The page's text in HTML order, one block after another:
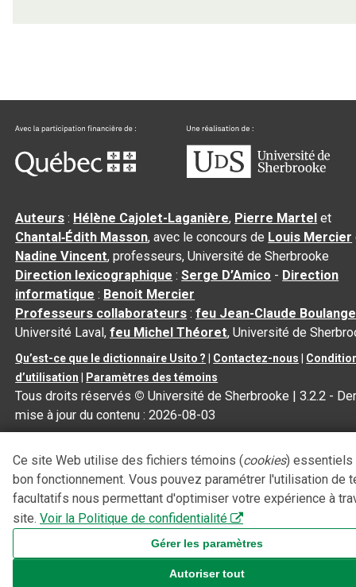
Auteurs : Hélène Cajolet-Laganière, Pierre Martel et
Chantal‑Édith Masson, avec le concours de Louis Mercier
Nadine Vincent, professeurs, Université de Sherbrooke
Direction lexicographique :Serge D’Amico - Direction
informatique : Benoit Mercier
Professeurs collaborateurs :feu Jean-Claude
Université Laval,feu Michel Théoret, Université de
Qu’est-ce que le dictionnaire Usito ? Contactez-nous
d’utilisation
Paramètres des témoins
Tous droits réservés © Université de Sherbrooke |3.2.2 -
mise à jour du contenu :2026-08-03
Ce site Web utilise des fichiers témoins (cookies) essentiels
bon fonctionnement. Vous pouvez paramétrer l'utilisation de
facultatifs nous permettant d'optimiser votre expérience à
site. Voir la Politique de confidentialité
Gérer les paramètres
Autoriser tout